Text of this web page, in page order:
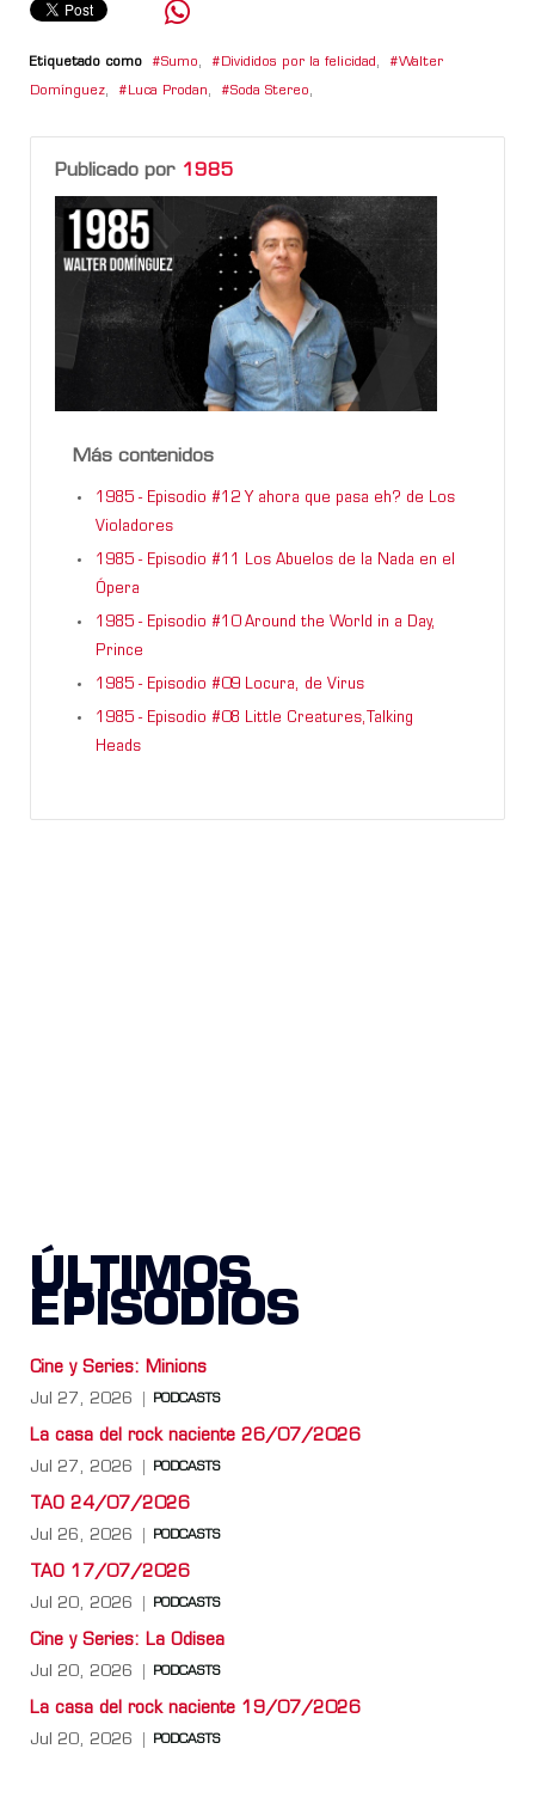
Etiquetado como Sumo, Divididos por la felicidad , Walter
Domínguez, Luca Prodan, Soda Stereo,
Publicado por 1985
Más contenidos
1985 - Episodio #12 Y ahora que pasa eh? de Los
Violadores
1985 - Episodio #11 Los Abuelos de la Nada en el
Ópera
1985 - Episodio #10 Around the World in a Day,
Prince
1985 - Episodio #09 Locura, de Virus
1985 - Episodio #08 Little Creatures,Talking
Heads
ÚLTIMOS
EPISODIOS
Cine y Series: Minions
Jul 27, 2026 PODCASTS
La casa del rock naciente 26/07/2026
Jul 27, 2026 PODCASTS
TAO 24/07/2026
Jul 26, 2026 PODCASTS
TAO 17/07/2026
Jul 20, 2026 PODCASTS
Cine y Series: La Odisea
Jul 20, 2026 PODCASTS
La casa del rock naciente 19/07/2026
Jul 20, 2026 PODCASTS